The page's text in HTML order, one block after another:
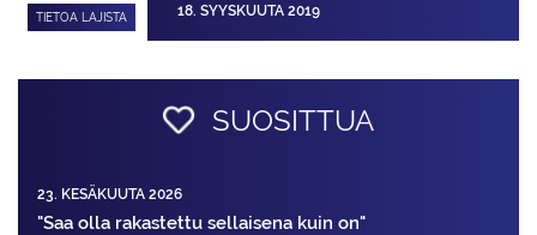
TIETOA LAJISTA 18. SYYSKUUTA 2019
SUOSITTUA
23. KESÄKUUTA 2026
"Saa olla rakastettu sellaisena kuin on"